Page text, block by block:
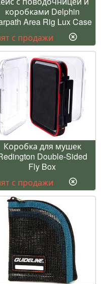
коробками Delphin
Area Rig Lux Case
с продажи
Коробка для мушек
Double-Sided
Fly Box
с продажи